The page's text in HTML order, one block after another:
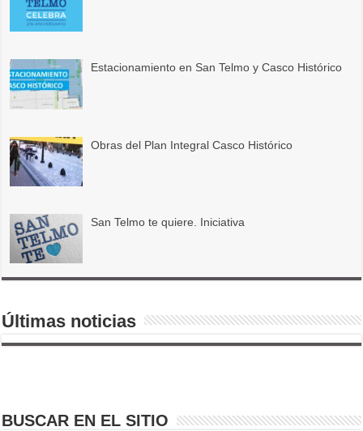
Estacionamiento en San Telmo y Casco Histórico
Obras del Plan Integral Casco Histórico
San Telmo te quiere. Iniciativa
Últimas noticias
BUSCAR EN EL SITIO